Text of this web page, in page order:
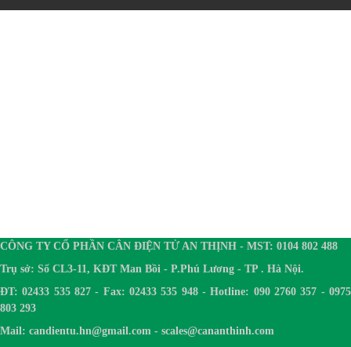
CÔNG TY CỔ PHẦN CÂN ĐIỆN TỬ AN THỊNH - MST: 0104 802 488
Trụ sở: Số CL3-11, KĐT Man Bồi - P.Phú Lương - TP . Hà Nội.
ĐT: 02433 535 827 - Fax: 02433 535 948 - Hotline: 090 2760 357 - 0975
803 293
Mail: candientu.hn@gmail.com - scales@cananthinh.com